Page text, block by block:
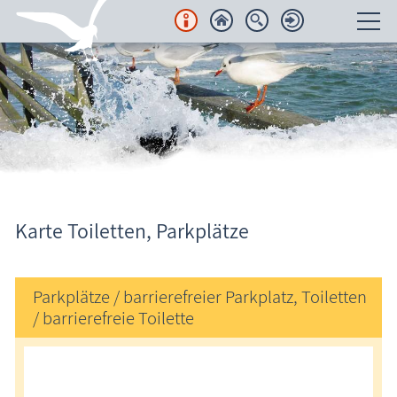
Unterkünfte
Regionales
Urlaubsorte
Hundestrände & Hundeauslauf
Regionale Produkte, Dienstleister
Sehenswertes
Strände & Strandaufgänge
Karte Toiletten, Parkplätze
Parkplätze / barrierefreier Parkplatz, Toiletten
/ barrierefreie Toilette